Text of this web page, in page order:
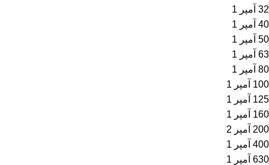
32 آمپر
1
40 آمپر
1
50 آمپر
1
63 آمپر
1
80 آمپر
1
100 آمپر
1
125 آمپر
1
160 آمپر
1
200 آمپر
2
400 آمپر
1
630 آمپر
1